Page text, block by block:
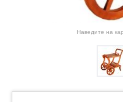
Наведите на